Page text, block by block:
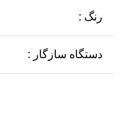
رنگ :
دستگاه سازگار :